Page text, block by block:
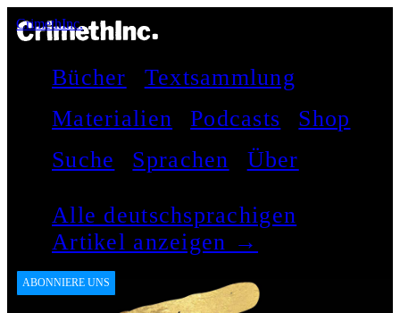
CrimethInc.
Bücher
Textsammlung
Materialien
Podcasts
Shop
Suche
Sprachen Über
Alle deutschsprachigen
Artikel anzeigen →
ABONNIERE UNS